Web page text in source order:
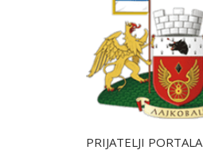
PRIJATELJI PORTALA